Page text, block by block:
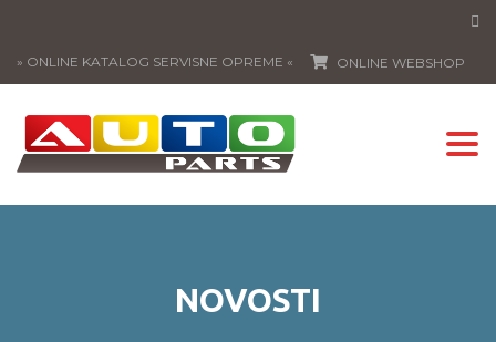
ONLINE WEBSHOP
» ONLINE KATALOG SERVISNE OPREME «
NOVOSTI